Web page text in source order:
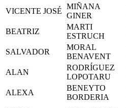
VICENTE JOSÉ
MIÑANA
GINER
BEATRIZ
MARTI
ESTRUCH
SALVADOR
MORAL
BENAVENT
ALAN
RODRÍGUEZ
LOPOTARU
ALEXA
BENEYTO
BORDERIA